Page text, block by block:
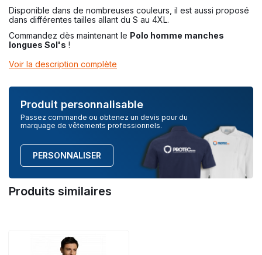
Disponible dans de nombreuses couleurs, il est aussi proposé
dans différentes tailles allant du S au 4XL.
Commandez dès maintenant le Polo homme manches
longues Sol's !
Voir la description complète
Produit personnalisable
Passez commande ou obtenez un devis pour du
marquage de vêtements professionnels.
PERSONNALISER
Produits similaires